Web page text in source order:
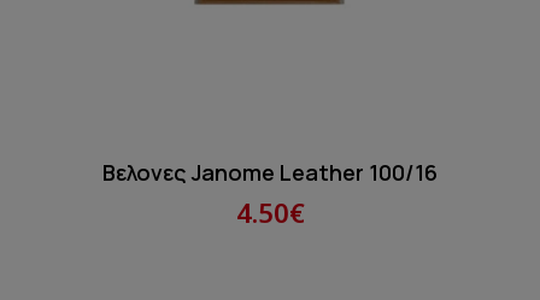
Βελονες Janome Leather 100/16
4.50€